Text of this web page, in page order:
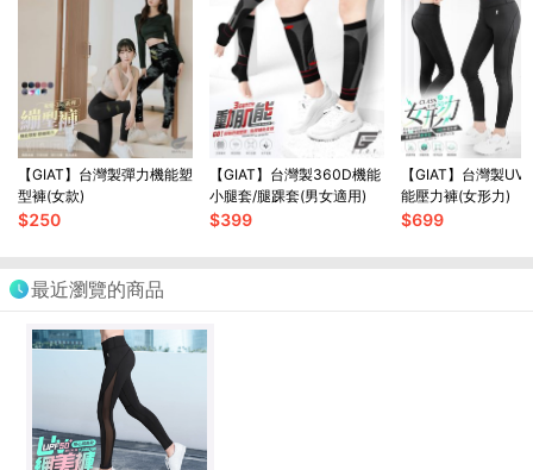
【GIAT】台灣製彈力機能塑
型褲(女款)
$250
【GIAT】台灣製360D機能
小腿套/腿踝套(男女適用)
$399
【GIAT】台灣製UV
能壓力褲(女形力)
$699
最近瀏覽的商品